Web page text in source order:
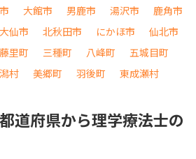
大館市 男鹿市 湯沢市
鹿角市
大仙市 北秋田市 にかほ市
仙北市
藤里町 三種町 八峰町
五城目町
村 美郷町 羽後町 東成瀬村
道府県から理学療法士の